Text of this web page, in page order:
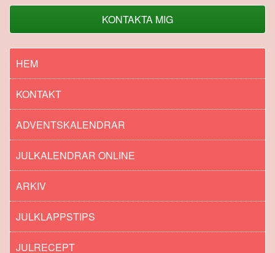
KONTAKTA MIG
HEM
KONTAKT
ADVENTSKALENDRAR
JULKALENDRAR ONLINE
ARKIV
JULKLAPPSTIPS
JULRECEPT